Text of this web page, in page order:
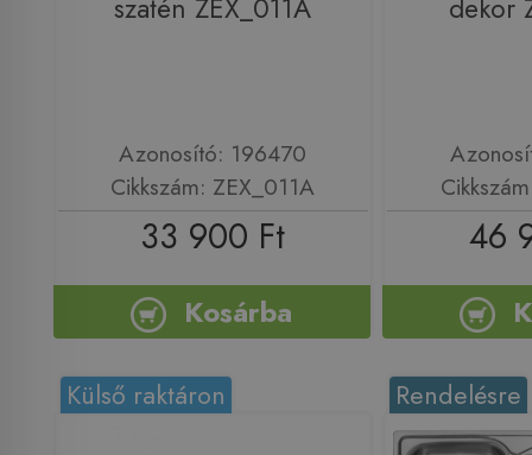
szatén ZEX_011A
Azonosító: 196470
Cikkszám: ZEX_011A
33 900 Ft
Kosárba
dekor
46
Külső raktáron Rendelésre